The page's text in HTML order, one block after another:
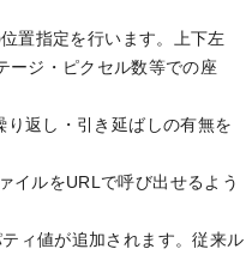
置指定を行います。上下左
ージ・ピクセル数等での座
返し・引き延ばしの有無を
イルをURLで呼び出せるよう
ィ値が追加されます。従来ル